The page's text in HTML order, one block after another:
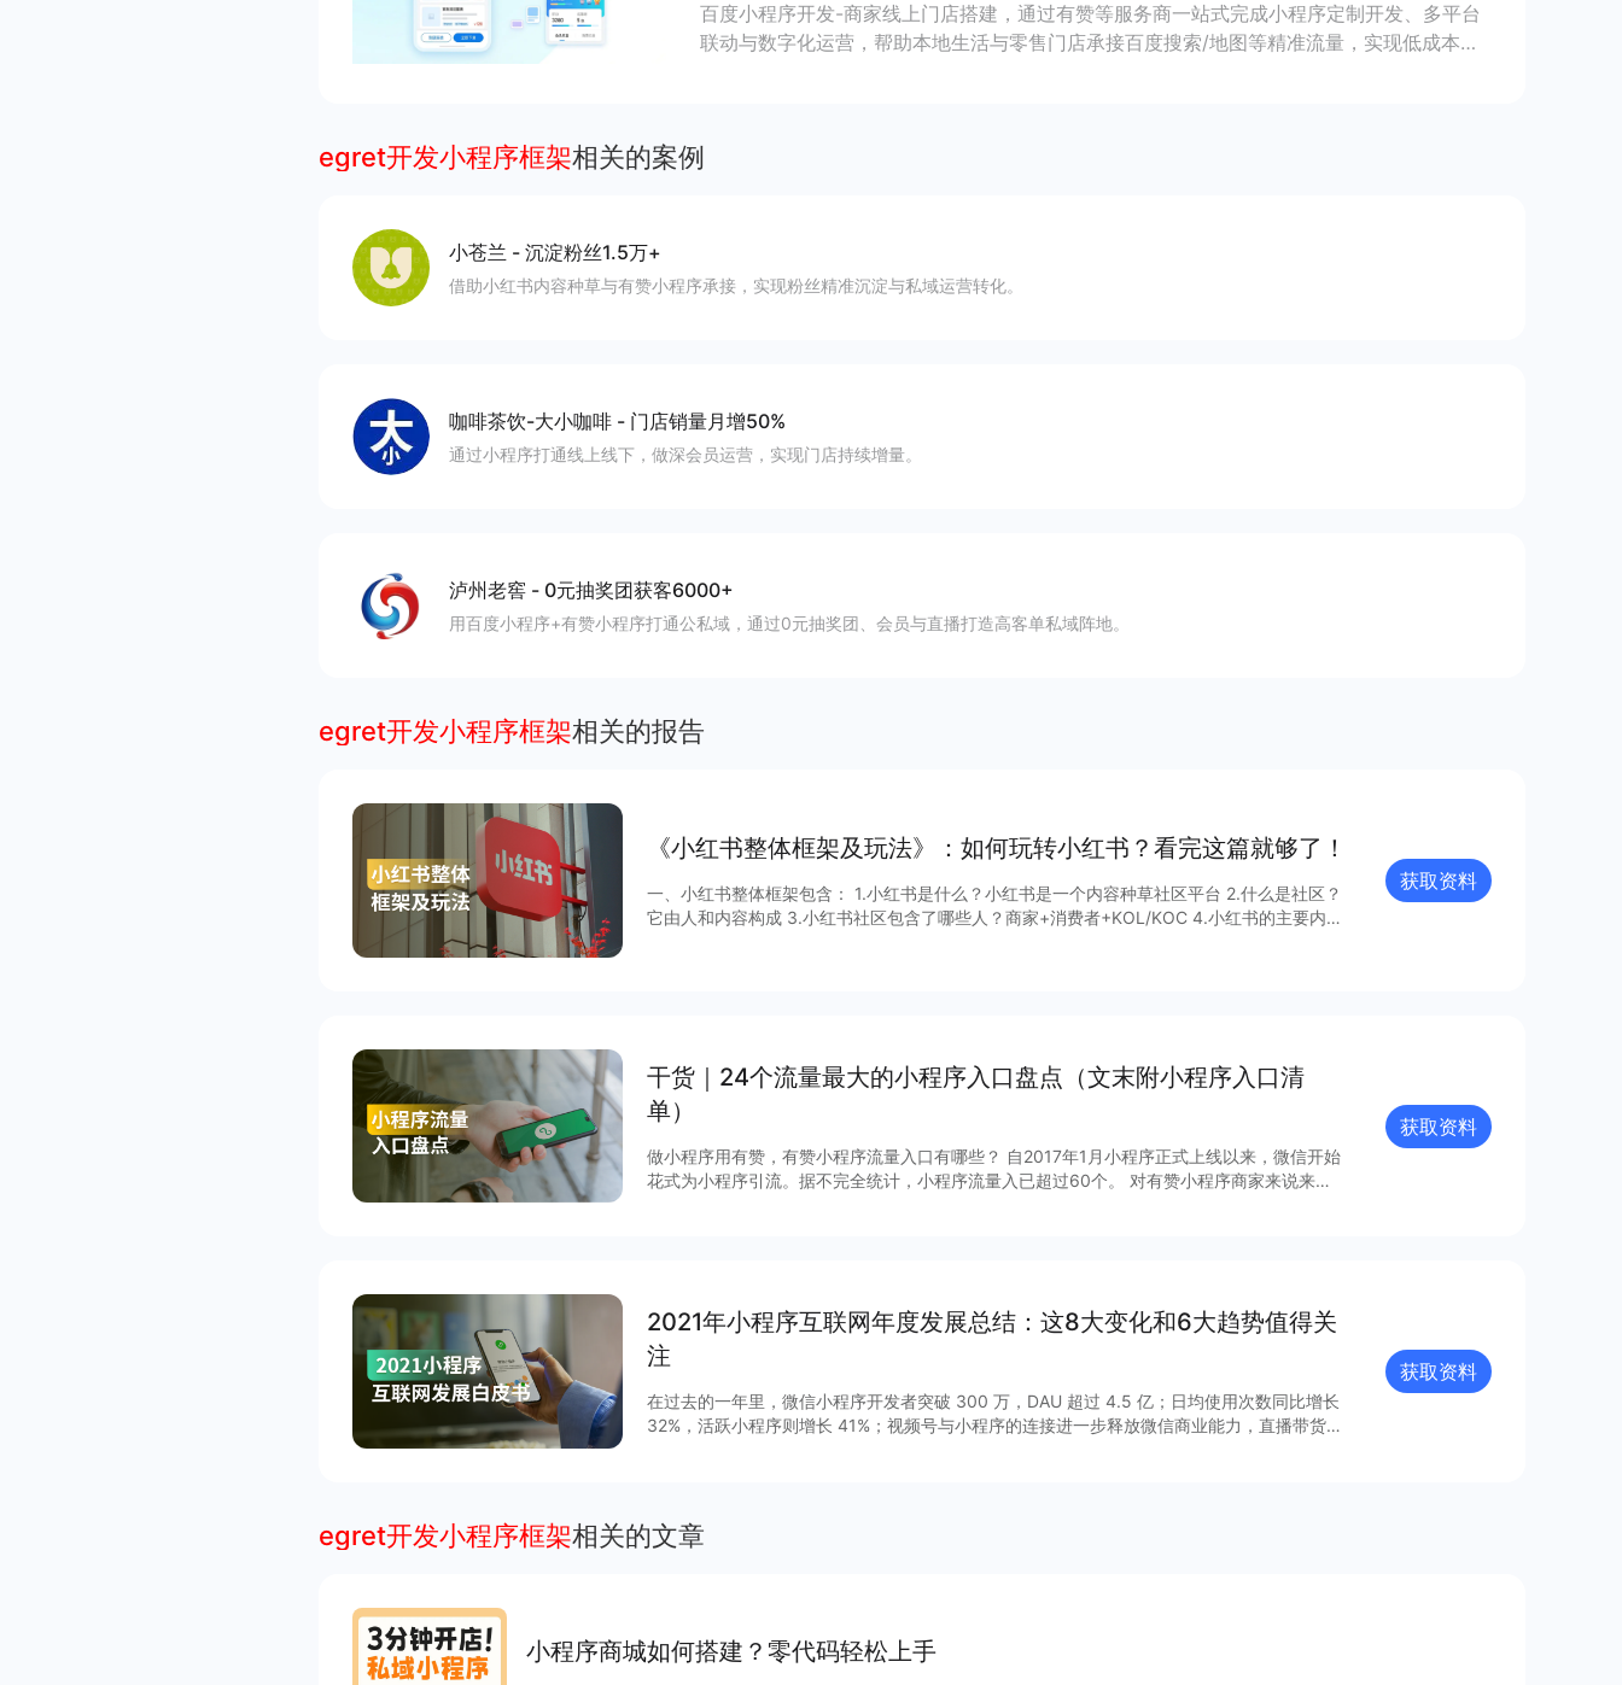
百度小程序开发-商家线上门店搭建，通过有赞等服务商一站式完成小程序定制开发、多平台
联动与数字化运营，帮助本地生活与零售门店承接百度搜索/地图等精准流量，实现低成本获
egret开发小程序框架相关的案例
小苍兰 - 沉淀粉丝1.5万+
借助小红书内容种草与有赞小程序承接，实现粉丝精准沉淀与私域运营转化。
咖啡茶饮-大小咖啡 - 门店销量月增50%
通过小程序打通线上线下，做深会员运营，实现门店持续增量。
泸州老窖 - 0元抽奖团获客6000+
用百度小程序+有赞小程序打通公私域，通过0元抽奖团、会员与直播打造高客单私域阵地。
egret开发小程序框架相关的报告
《小红书整体框架及玩法》：如何玩转小红书？看完这篇就够了！
一、小红书整体框架包含： 1.小红书是什么？小红书是一个内容种草社区平台 2.什么是社区？
它由人和内容构成 3.小红书社区包含了哪些人？商家+消费者+KOL/KOC 4.小红书的主要内容
获取资料
干货｜24个流量最大的小程序入口盘点（文末附小程序入口清
单）
做小程序用有赞，有赞小程序流量入口有哪些？ 自2017年1月小程序正式上线以来，微信开始
花式为小程序引流。据不完全统计，小程序流量入已超过60个。 对有赞小程序商家来说来
获取资料
2021年小程序互联网年度发展总结：这8大变化和6大趋势值得关
注
在过去的一年里，微信小程序开发者突破 300 万，DAU 超过 4.5 亿；日均使用次数同比增长
32%，活跃小程序则增长 41%；视频号与小程序的连接进一步释放微信商业能力，直播带货
通，扩展“闭环思维“至“节点思维”，营销场景和营销方法由此迸发更多灵感与创新；支付宝、百
度等互联网平台加速扩建生态能力，小程序成为互联网商业的重要阵地；在生态建设方面，各
获取资料
egret开发小程序框架相关的文章
小程序商城如何搭建？零代码轻松上手